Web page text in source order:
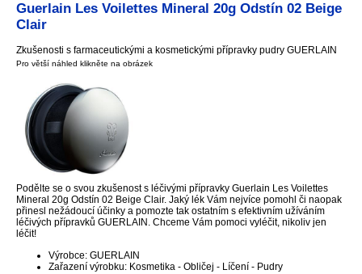
Guerlain Les Voilettes Mineral 20g Odstín 02 Beige
Clair
Zkušenosti s farmaceutickými a kosmetickými přípravky pudry GUERLAIN
Pro větší náhled klikněte na obrázek
Podělte se o svou zkušenost s léčivými přípravky Guerlain Les Voilettes
Mineral 20g Odstín 02 Beige Clair. Jaký lék Vám nejvíce pomohl či naopak
přinesl nežádoucí účinky a pomozte tak ostatním s efektivním užíváním
léčivých přípravků GUERLAIN. Chceme Vám pomoci vyléčit, nikoliv jen
léčit!
Výrobce: GUERLAIN
Zařazení výrobku: Kosmetika - Obličej - Líčení - Pudry